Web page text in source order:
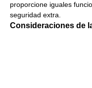
proporcione iguales
seguridad extra.
Consideraciones de